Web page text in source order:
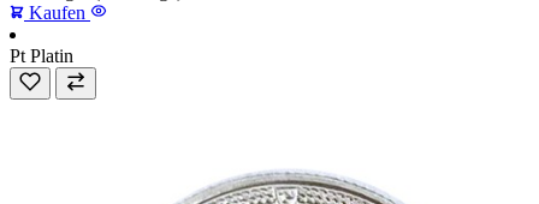
Kaufen
Pt Platin